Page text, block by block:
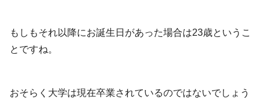
もしもそれ以降にお誕生日があった場合は23歳というこ
とですね。
おそらく大学は現在卒業されているのではないでしょう